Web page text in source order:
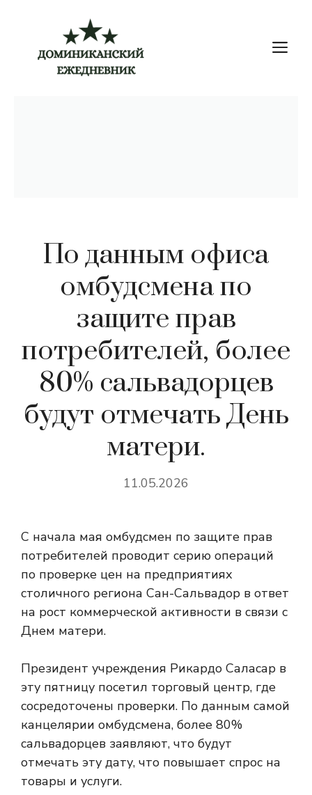
содержимому
По данным офиса
омбудсмена по
защите прав
потребителей, более
80% сальвадорцев
будут отмечать День
матери.
11.05.2026
С начала мая омбудсмен по защите прав
потребителей проводит серию операций
по проверке цен на предприятиях
столичного региона Сан-Сальвадор в ответ
на рост коммерческой активности в связи с
Днем матери.
Президент учреждения Рикардо Саласар в
эту пятницу посетил торговый центр, где
сосредоточены проверки. По данным самой
канцелярии омбудсмена, более 80%
сальвадорцев заявляют, что будут
отмечать эту дату, что повышает спрос на
товары и услуги.